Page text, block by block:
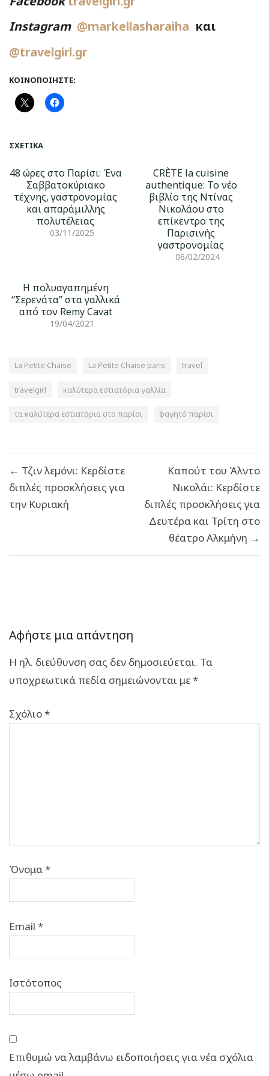
Instagram @markellasharaiha και
@travelgirl.gr
ΚΟΙΝΟΠΟΙΉΣΤΕ:
ΣΧΕΤΙΚΆ
48 ώρες στο Παρίσι: Ένα
Σαββατοκύριακο
τέχνης, γαστρονομίας
και απαράμιλλης
πολυτέλειας
03/11/2025
CRÈTE la cuisine
authentique: Το νέο
βιβλίο της Ντίνας
Νικολάου στο
επίκεντρο της
Παρισινής
γαστρονομίας
06/02/2024
Η πολυαγαπημένη
“Σερενάτα” στα γαλλικά
από τον Remy Cavat
19/04/2021
La Petite Chaise La Petite Chaise paris travel
travelgirl καλύτερα εστιατόρια γαλλία
τα καλύτερα εστιατόρια στο παρίσι φαγητό παρίσι
άρθρων
← Τζιν λεμόνι: Κερδίστε
διπλές προσκλήσεις για
την Κυριακή
Καπούτ του Άλντο
Νικολάι: Κερδίστε
διπλές προσκλήσεις για
Δευτέρα και Τρίτη στο
θέατρο Αλκμήνη →
Αφήστε μια απάντηση
Η ηλ. διεύθυνση σας δεν δημοσιεύεται. Τα
υποχρεωτικά πεδία σημειώνονται με*
Σχόλιο*
Όνομα*
Email *
Ιστότοπος
Επιθυμώ να λαμβάνω ειδοποιήσεις για νέα σχόλια